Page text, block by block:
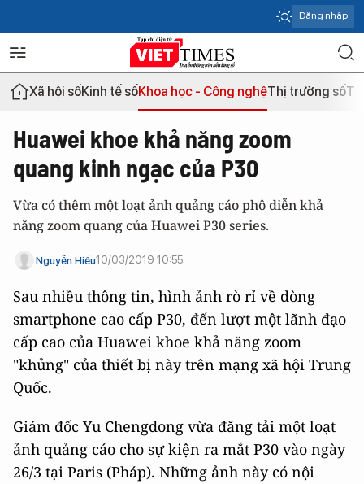
Đăng nhập
Xã hội sốKinh tế sốKhoa học - Công nghệThị trường số
Huawei khoe khả năng zoom
quang kinh ngạc của P30
Vừa có thêm một loạt ảnh quảng cáo phô diễn khả
năng zoom quang của Huawei P30 series.
Nguyễn Hiếu10/03/2019 10:55
Sau nhiều thông tin, hình ảnh rò rỉ về dòng
smartphone cao cấp P30, đến lượt một lãnh đạo
cấp cao của Huawei khoe khả năng zoom
"khủng" của thiết bị này trên mạng xã hội Trung
Quốc.
Giám đốc Yu Chengdong vừa đăng tải một loạt
ảnh quảng cáo cho sự kiện ra mắt P30 vào ngày
26/3 tại Paris (Pháp). Những ảnh này có nội